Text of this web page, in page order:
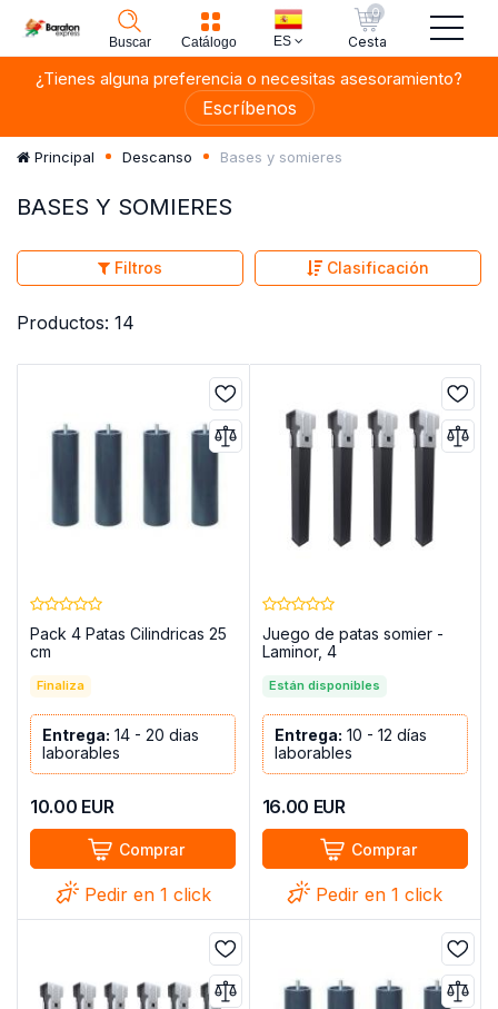
Buscar Catálogo ES
0
Cesta
¿Tienes alguna preferencia o necesitas asesoramiento?
Escríbenos
Principal Descanso Bases y somieres
BASES Y SOMIERES
Filtros Clasificación
Productos: 14
Pack 4 Patas Cilindricas 25
cm
Finaliza
Entrega: 14 - 20 dias
laborables
10.00 EUR
Comprar
Pedir en 1 click
Juego de patas somier -
Laminor, 4
Están disponibles
Entrega: 10 - 12 días
laborables
16.00 EUR
Comprar
Pedir en 1 click